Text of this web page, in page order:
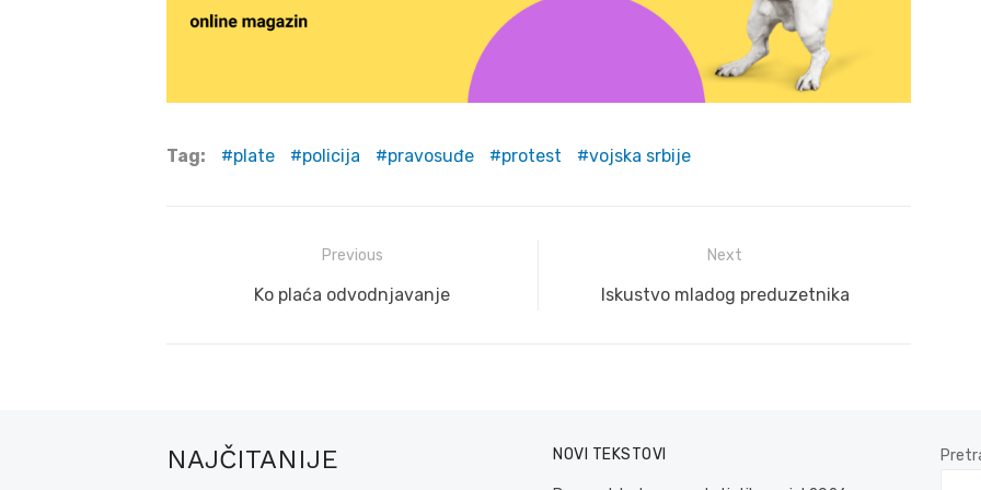
Tag: plate policija pravosuđe protest vojska srbije
navigation
Previous
Previous
Ko plaća odvodnjavanje
Next
Next
Iskustvo mladog preduzetnika
NAJČITANIJE NOVI TEKSTOVI